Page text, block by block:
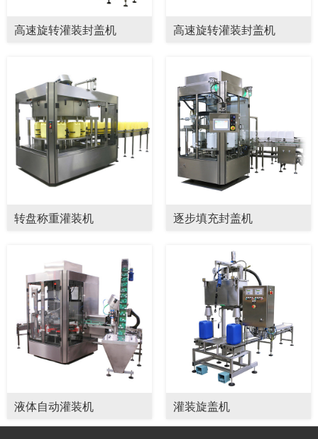
高速旋转灌装封盖机 高速旋转灌装封盖机
转盘称重灌装机 逐步填充封盖机
液体自动灌装机 灌装旋盖机